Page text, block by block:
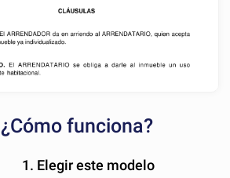
¿Cómo funciona?
1. Elegir este modelo